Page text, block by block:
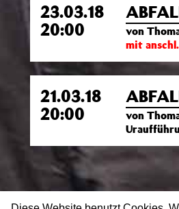
23.03.18
20:00
von
mit
21.03.18
20:00
von